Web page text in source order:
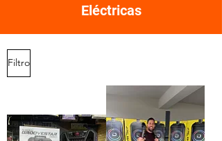
Eléctricas
Filtro